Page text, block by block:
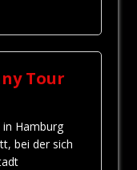
Tour
Hamburg
bei der sich